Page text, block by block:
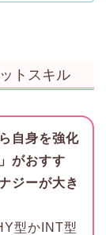
トスキル
自身を強化
がおすす
ジーが大き
型かINT型